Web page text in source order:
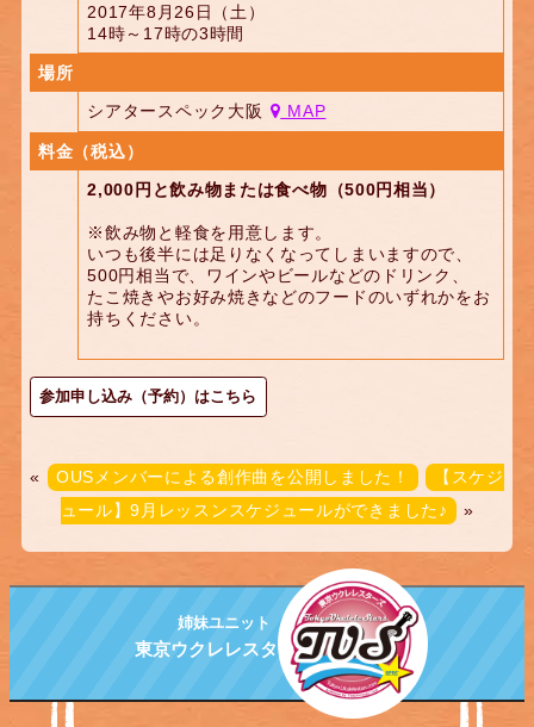
2017年8月26日（土）
14時～17時の3時間
場所
シアタースペック大阪
MAP
料金（税込）
2,000円と飲み物または食べ物（500円相当）
※飲み物と軽食を用意します。
いつも後半には足りなくなってしまいますので、
500円相当で、ワインやビールなどのドリンク、
たこ焼きやお好み焼きなどのフードのいずれかをお
持ちください。
参加申し込み（予約）はこちら
« OUSメンバーによる創作曲を公開しました！
【スケジ
ュール】9月レッスンスケジュールができました♪ »
姉妹ユニット
東京ウクレレスターズ